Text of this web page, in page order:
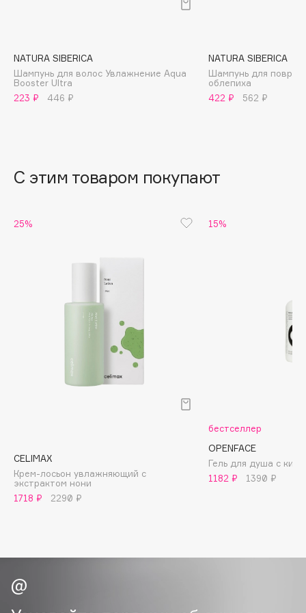
Baffy
Balmain Hair Couture
ЭКСКЛЮЗИВ
Banderas
Beauty Pati
BORK
Brunello Cucinelli
Bvlgari
Byredo
NATURA SIBERICA
Шампунь для волос Увлажнение Aqua
Booster Ultra
223 ₽
446 ₽
NATURA SIBERICA
Шампунь для
облепиха
422 ₽
562 ₽
С этим товаром покупают
25%
CELIMAX
Крем-лосьон увлажняющий с
экстрактом нони
1718 ₽
2290 ₽
15%
бестселлер
OPENFACE
Гель для душа с
1182 ₽
1390 ₽